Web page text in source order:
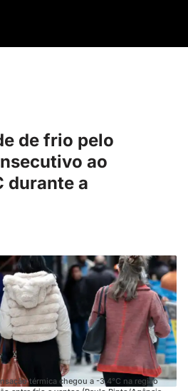
de frio pelo
ao
durante a
térmica chegou a -3,4°C na região